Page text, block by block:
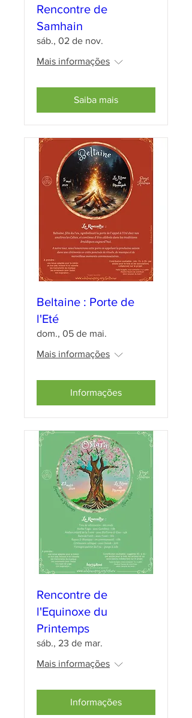
Rencontre de
Samhain
sáb., 02 de nov.
Mais informações
Saiba mais
Beltaine : Porte de
l'Eté
dom., 05 de mai.
Mais informações
Informações
Rencontre de
l'Equinoxe du
Printemps
sáb., 23 de mar.
Mais informações
Informações